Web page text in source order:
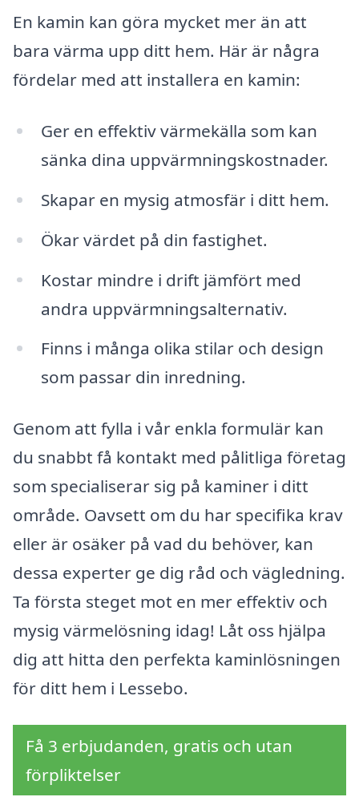
En kamin kan göra mycket mer än att
bara värma upp ditt hem. Här är några
fördelar med att installera en kamin:
Ger en effektiv värmekälla som kan
sänka dina uppvärmningskostnader.
Skapar en mysig atmosfär i ditt hem.
Ökar värdet på din fastighet.
Kostar mindre i drift jämfört med
andra uppvärmningsalternativ.
Finns i många olika stilar och design
som passar din inredning.
Genom att fylla i vår enkla formulär kan
du snabbt få kontakt med pålitliga företag
som specialiserar sig på kaminer i ditt
område. Oavsett om du har specifika krav
eller är osäker på vad du behöver, kan
dessa experter ge dig råd och vägledning.
Ta första steget mot en mer effektiv och
mysig värmelösning idag! Låt oss hjälpa
dig att hitta den perfekta kaminlösningen
för ditt hem i Lessebo.
Få 3 erbjudanden, gratis och utan
förpliktelser